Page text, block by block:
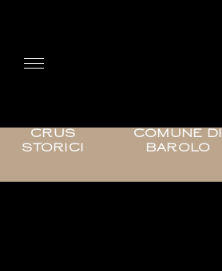
CRUS
STORICI
COMUNE DI
BAROLO